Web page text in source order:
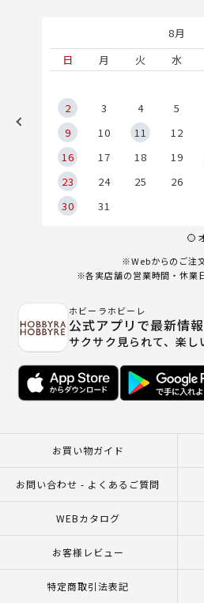
8月
日
月 火 水
2
3 4 5
9
10 11 12
16
17 18 19
23
24 25 26
30
31
※Webからのご注
※各実店舗の営業時間・休業
ホビーラホビーレ
公式アプリで最新情
サクサク見られて、楽
お買い物ガイド
お問い合わせ - よくあるご質問
WEBカタログ
お客様レビュー
特定商取引法表記